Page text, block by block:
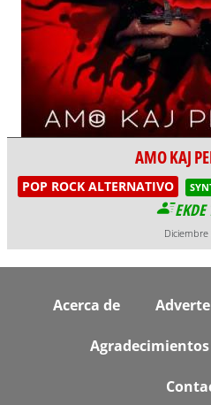
AMO KAJ
POP ROCK ALTERNATIVO
Diciembre
FooterAcerca de
Agradecimientos